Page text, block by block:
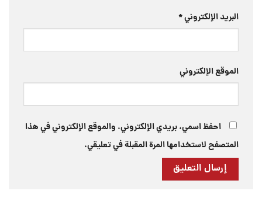
البريد الإلكتروني*
الموقع الإلكتروني
احفظ اسمي، بريدي الإلكتروني، والموقع الإلكتروني في هذا
المتصفح لاستخدامها المرة المقبلة في تعليقي.